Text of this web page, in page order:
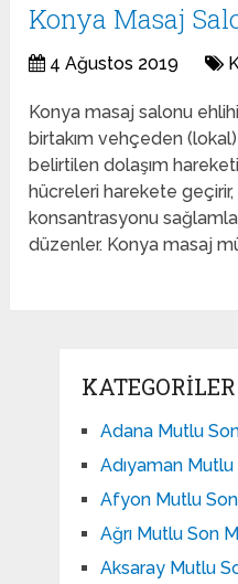
Konya Masaj
4 Ağustos 2019
Konya masaj salonu
birtakım vehçeden
belirtilen dolaşım
hücreleri harekete
konsantrasyonu
düzenler. Konya masaj
KATEGORILER
Adana Mutlu
Adıyaman
Afyon Mutlu
Ağrı Mutlu Son
Aksaray Mutlu